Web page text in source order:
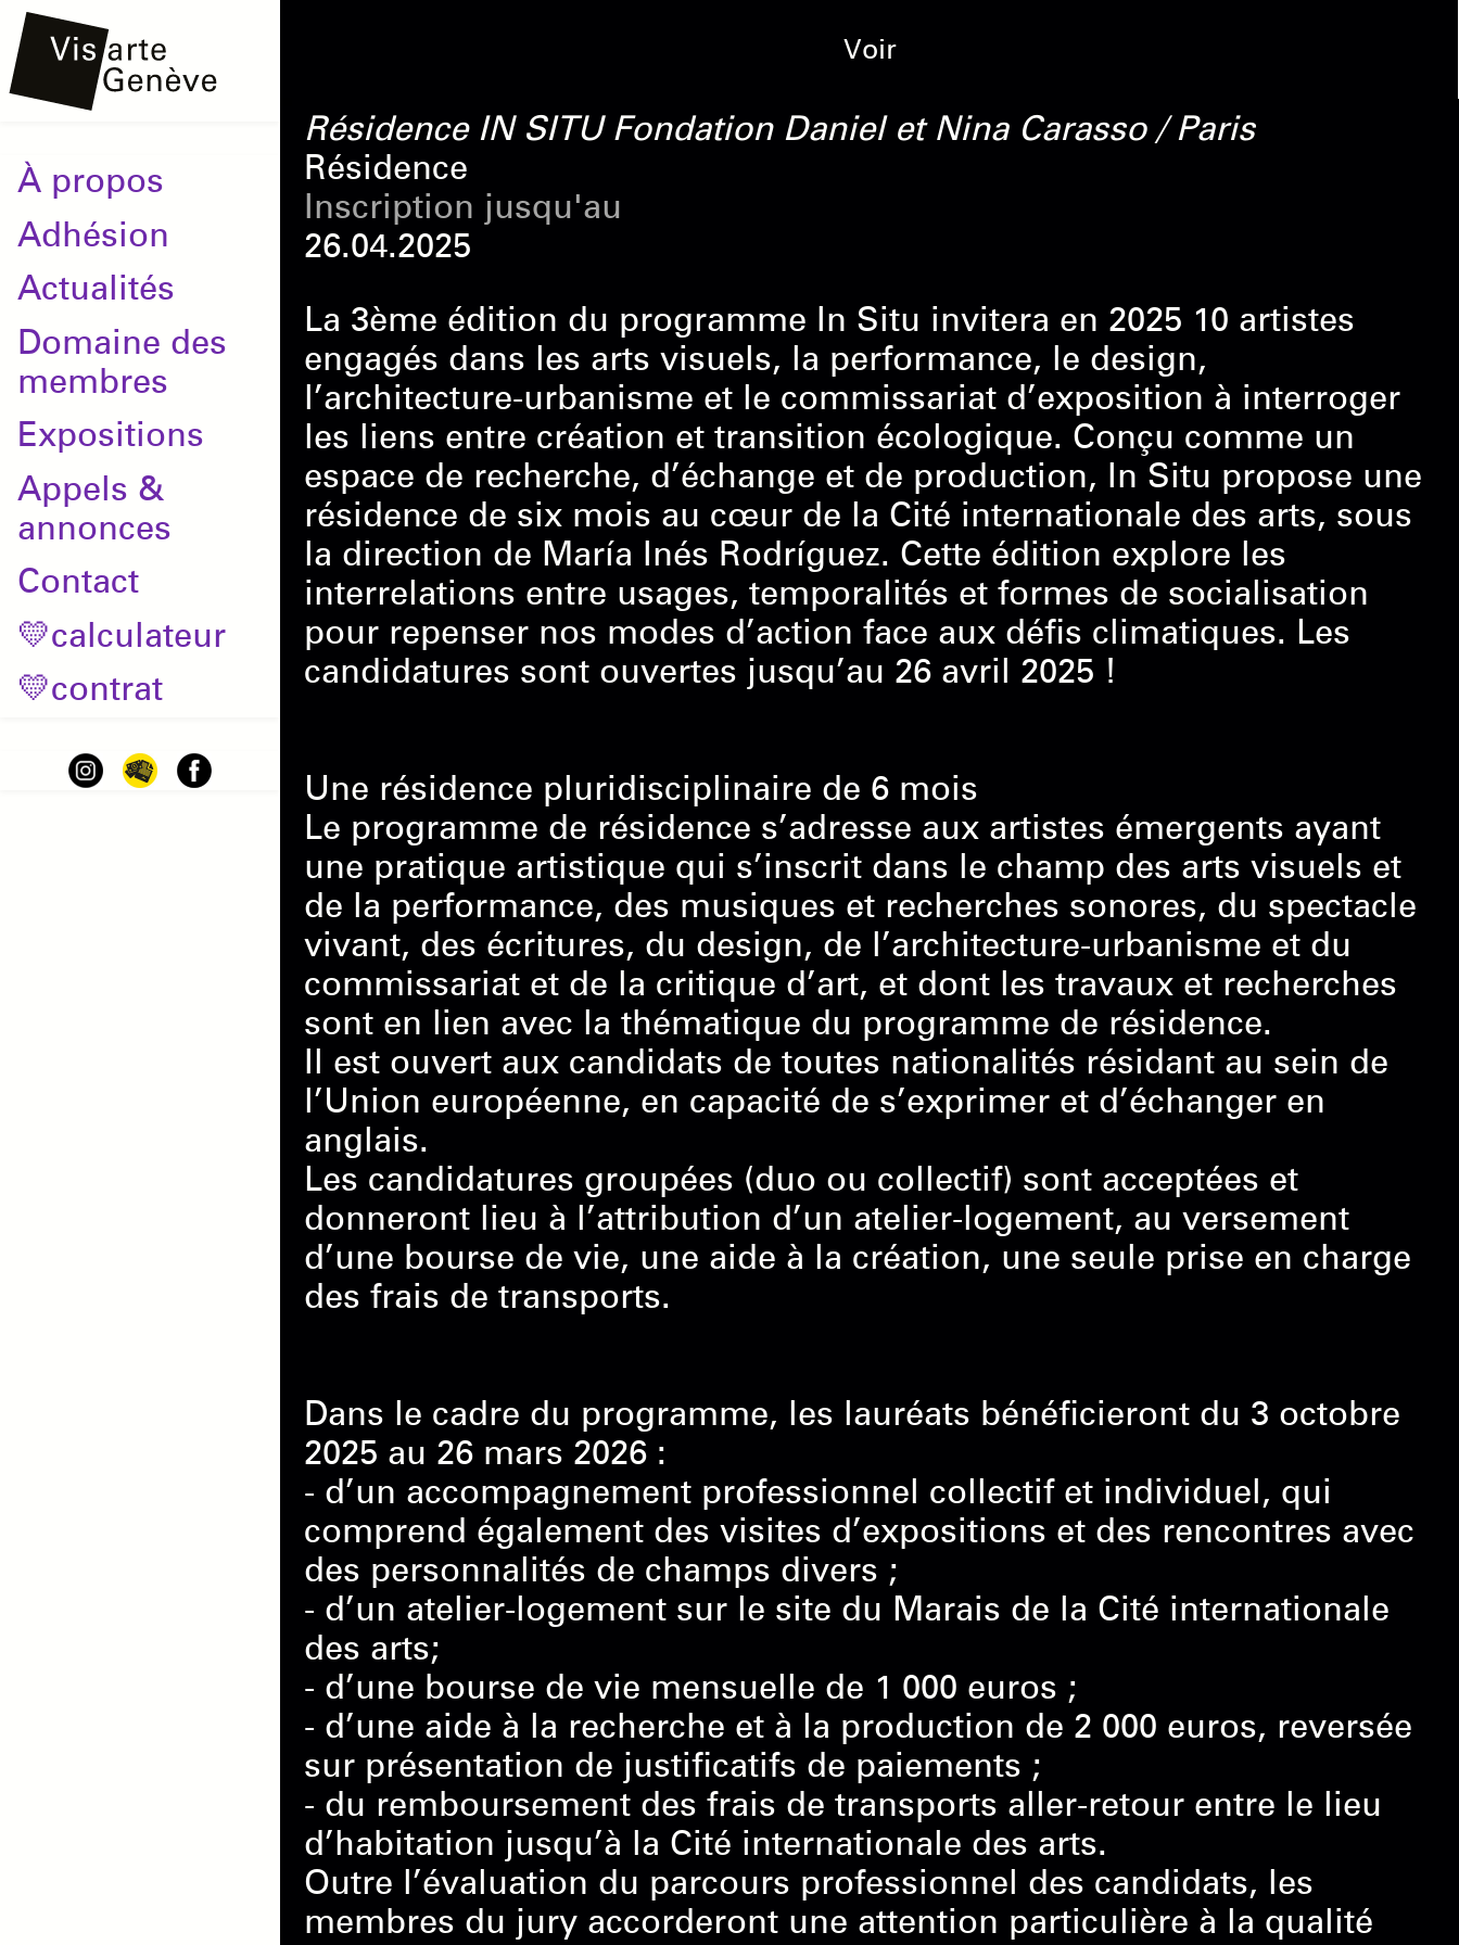
Aller
au
contenu
Main
navigation
À propos
Adhésion
Actualités
Domaine des
membres
Expositions
Appels &
annonces
Contact
💛calculateur
💛contrat
Voir
Résidence IN SITU Fondation Daniel et Nina Carasso / Paris
Résidence
Inscription jusqu'au
26.04.2025
La 3ème édition du programme In Situ invitera en 2025 10 artistes
engagés dans les arts visuels, la performance, le design,
l’architecture-urbanisme et le commissariat d’exposition à interroger
les liens entre création et transition écologique. Conçu comme un
espace de recherche, d’échange et de production, In Situ propose une
résidence de six mois au cœur de la Cité internationale des arts, sous
la direction de María Inés Rodríguez. Cette édition explore les
interrelations entre usages, temporalités et formes de socialisation
pour repenser nos modes d’action face aux défis climatiques. Les
candidatures sont ouvertes jusqu’au 26 avril 2025 !
Une résidence pluridisciplinaire de 6 mois
Le programme de résidence s’adresse aux artistes émergents ayant
une pratique artistique qui s’inscrit dans le champ des arts visuels et
de la performance, des musiques et recherches sonores, du spectacle
vivant, des écritures, du design, de l’architecture-urbanisme et du
commissariat et de la critique d’art, et dont les travaux et recherches
sont en lien avec la thématique du programme de résidence.
Il est ouvert aux candidats de toutes nationalités résidant au sein de
l’Union européenne, en capacité de s’exprimer et d’échanger en
anglais.
Les candidatures groupées (duo ou collectif) sont acceptées et
donneront lieu à l’attribution d’un atelier-logement, au versement
d’une bourse de vie, une aide à la création, une seule prise en charge
des frais de transports.
Dans le cadre du programme, les lauréats bénéficieront du 3 octobre
2025 au 26 mars 2026 :
- d’un accompagnement professionnel collectif et individuel, qui
comprend également des visites d’expositions et des rencontres avec
des personnalités de champs divers ;
- d’un atelier-logement sur le site du Marais de la Cité internationale
des arts;
- d’une bourse de vie mensuelle de 1 000 euros ;
- d’une aide à la recherche et à la production de 2 000 euros, reversée
sur présentation de justificatifs de paiements ;
- du remboursement des frais de transports aller-retour entre le lieu
d’habitation jusqu’à la Cité internationale des arts.
Outre l’évaluation du parcours professionnel des candidats, les
membres du jury accorderont une attention particulière à la qualité